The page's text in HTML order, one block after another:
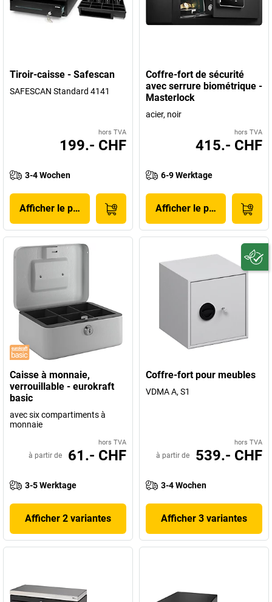
Tiroir-caisse - Safescan
SAFESCAN Standard 4141
hors TVA
199.- CHF
3-4 Wochen
Afficher le produit
Coffre-fort de sécurité
avec serrure biométrique -
Masterlock
acier, noir
hors TVA
415.- CHF
6-9 Werktage
Afficher le produit
Caisse à monnaie,
verrouillable - eurokraft
basic
avec six compartiments à
monnaie
hors TVA
à partir de 61.- CHF
3-5 Werktage
Afficher 2 variantes
Coffre-fort pour meubles
VDMA A, S1
hors TVA
à partir de 539.- CHF
3-4 Wochen
Afficher 3 variantes